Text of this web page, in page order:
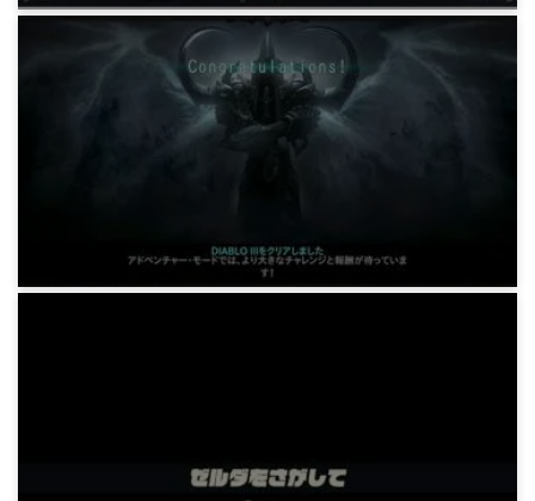
Armored Core 6 濃霧バグ解消まで
1年前